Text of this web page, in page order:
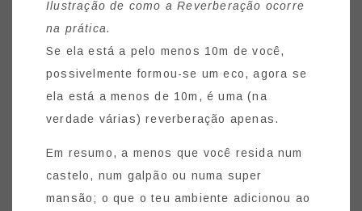
Ilustração de como a Reverberação ocorre
na prática.
Se ela está a pelo menos 10m de você,
possivelmente formou-se um eco, agora se
ela está a menos de 10m, é uma (na
verdade várias) reverberação apenas.
Em resumo, a menos que você resida num
castelo, num galpão ou numa super
mansão; o que o teu ambiente adicionou ao